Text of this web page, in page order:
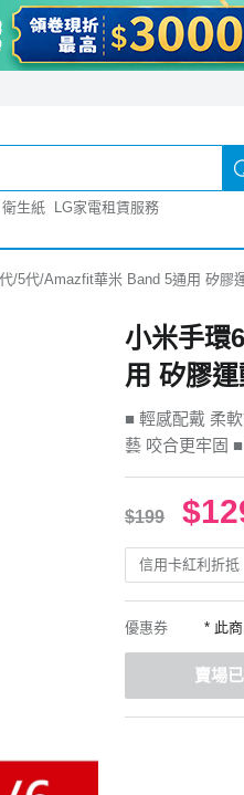
衛生紙 LG家電租賃服務
/5代/Amazfit華米 Band 5通用 矽膠
小米手環
用 矽膠
■ 輕感配戴 柔
藝 咬合更牢固
$199
信用卡紅利折抵
優惠券 * 此
賣場